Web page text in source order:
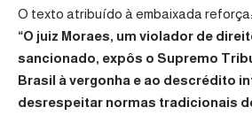
O texto atribuído à embaixada reforça:
“O juiz Moraes, um violador de
sancionado, expôs o Supremo
Brasil à vergonha e ao descrédito
desrespeitar normas tradicionais